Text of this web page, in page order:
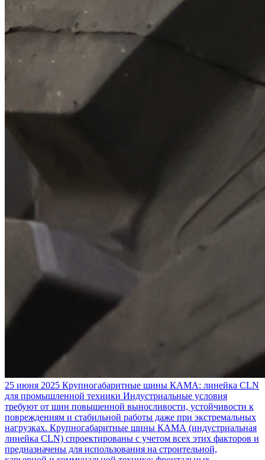
25 июня 2025 Крупногабаритные шины КАМА: линейка CLN
для промышленной техники Индустриальные условия
требуют от шин повышенной выносливости, устойчивости к
повреждениям и стабильной работы даже при экстремальных
нагрузках. Крупногабаритные шины КАМА (индустриальная
линейка CLN) спроектированы с учетом всех этих факторов и
предназначены для использования на строительной,